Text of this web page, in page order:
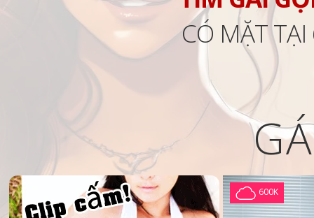
CÓ MẶT
600K